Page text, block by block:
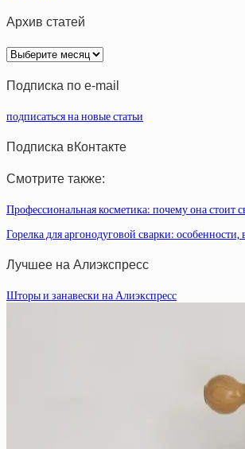
Архив статей
Архив
статей
Подписка по e-mail
подписаться на новые статьи
Подписка вКонтакте
Смотрите также:
Профессиональная косметика: почему она стоит
Горелка для аргонодуговой сварки:
Лучшее на Алиэкспресс
Шторы и занавески на Алиэкспресс